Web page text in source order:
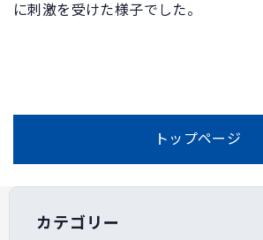
に刺激を受けた様子でした。
トップページ
カテゴリー